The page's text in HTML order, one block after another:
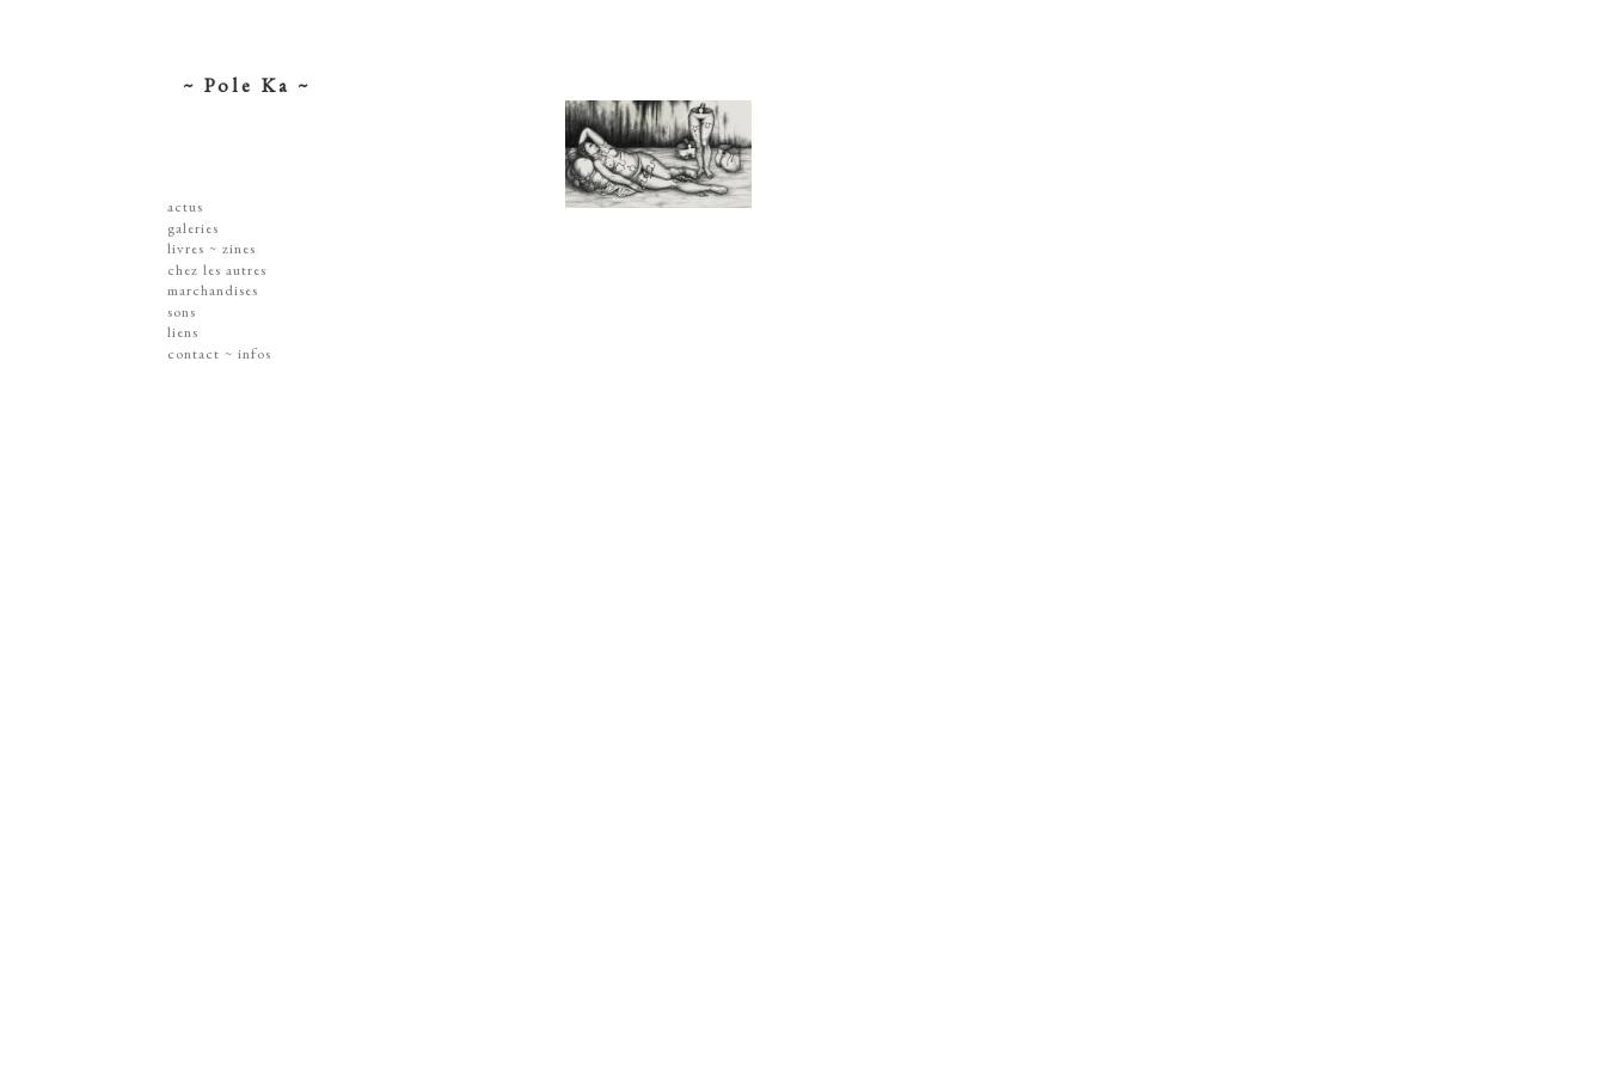
~ Pole Ka ~
actus
galeries
dessins ~ illustrations
affiches ~ concerts ~ disques
gravures
peintures
dissections ~ découpes
jouets ~ objets
livres ~ zines
chez les autres
marchandises
sérigraphies
livres & zines
gravures
sons
liens
contact ~ infos